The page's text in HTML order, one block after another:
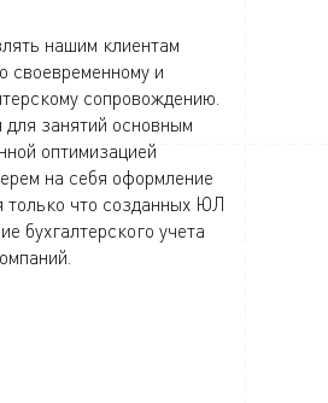
нашим клиентам
своевременному и
сопровождению.
занятий основным
оптимизацией
на себя оформление
только что созданных ЮЛ
бухгалтерского учета